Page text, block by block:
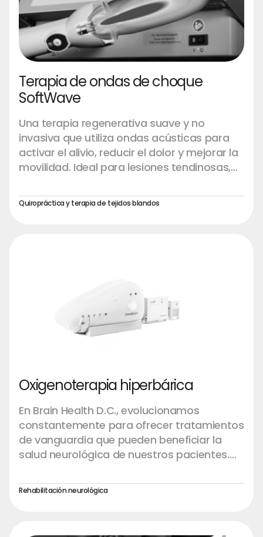
Terapia de ondas de choque
SoftWave
Una terapia regenerativa suave y no
invasiva que utiliza ondas acústicas para
activar el alivio, reducir el dolor y mejorar la
movilidad. Ideal para lesiones tendinosas,
musculares y ayuda a la recuperación.
Experimente una recuperación más rápida
Quiropráctica y terapia de tejidos blandos
Oxigenoterapia hiperbárica
En Brain Health D.C., evolucionamos
constantemente para ofrecer tratamientos
de vanguardia que pueden beneficiar la
salud neurológica de nuestros pacientes.
oxigenoterapia hiperbárica (HBOT), un
tratamiento no invasivo que promueve la
Rehabilitación neurológica